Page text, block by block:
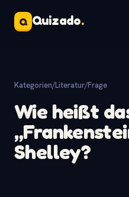
Q Quizado.
Kategorien/Literatur/Frage
Wie heißt
Shelley?